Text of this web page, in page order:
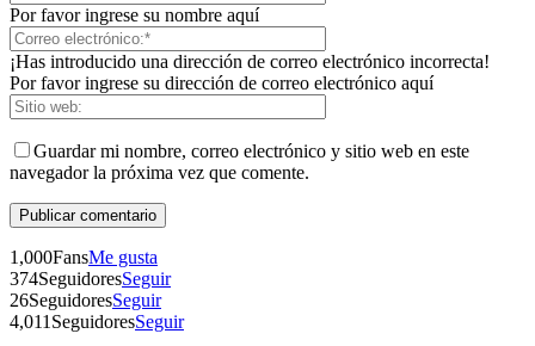
Por favor ingrese su nombre aquí
¡Has introducido una dirección de correo electrónico incorrecta!
Por favor ingrese su dirección de correo electrónico aquí
Guardar mi nombre, correo electrónico y sitio web en este
navegador la próxima vez que comente.
1,000FansMe gusta
374SeguidoresSeguir
26SeguidoresSeguir
4,011 SeguidoresSeguir